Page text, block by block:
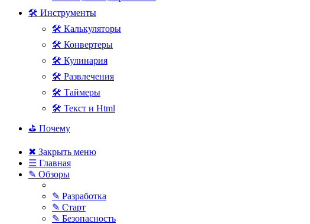
🛠 Инструменты
🛠 Калькуляторы
🛠 Конвертеры
🛠 Кулинария
🛠 Развлечения
🛠 Таймеры
🛠 Текст и Html
⛳ Почему
✖ Закрыть меню
☰ Главная
✎ Обзоры
✎ Разработка
✎ Старт
✎ Безопасность